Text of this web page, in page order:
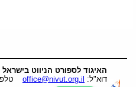
האיגוד לספורט הניווט
דוא"ל: office@nivut.org.il